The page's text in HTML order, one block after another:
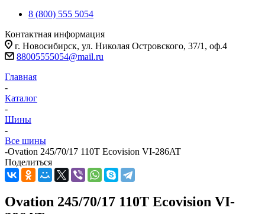
8 (800) 555 5054
Контактная информация
г. Новосибирск, ул. Николая Островского, 37/1, оф.4
88005555054@mail.ru
Главная
-
Каталог
-
Шины
-
Все шины
-Ovation 245/70/17 110T Ecovision VI-286AT
Поделиться
Ovation 245/70/17 110T Ecovision VI-